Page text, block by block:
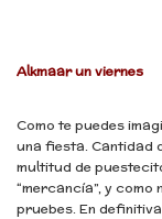
Alkmaar un viernes
Como te puedes
una fiesta. Cantidad
multitud de
“mercancía”, y
pruebes. En